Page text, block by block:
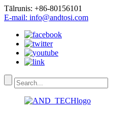
Tālrunis: +86-80156101
E-mail: info@andtosi.com